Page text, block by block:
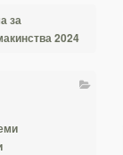
за
2024